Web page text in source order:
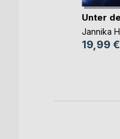
Unter
Jannika
19,99 €